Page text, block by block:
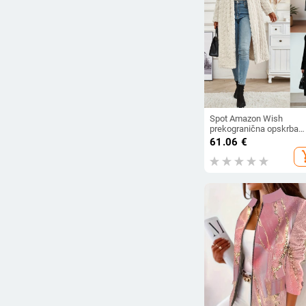
Spot Amazon Wish
prekogranična opskrba
2025. jesenska i zimska
modna duga jednobojna
vunena jakna dugih
61.06 €